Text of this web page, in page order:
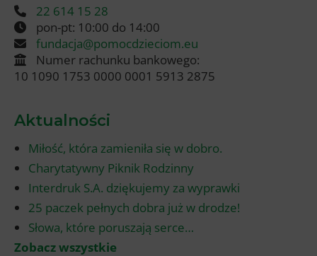
22 614 15 28
pon-pt: 10:00 do 14:00
fundacja@pomocdzieciom.eu
Numer rachunku bankowego:
10 1090 1753 0000 0001 5913 2875
Aktualności
Miłość, która zamieniła się w dobro.
Charytatywny Piknik Rodzinny
Interdruk S.A. dziękujemy za wyprawki
25 paczek pełnych dobra już w drodze!
Słowa, które poruszają serce…
Zobacz wszystkie